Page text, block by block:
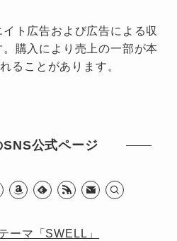
ト広告および広告による収
購入により売上の一部が本
ることがあります。
公式ページ
ーマ「SWELL」